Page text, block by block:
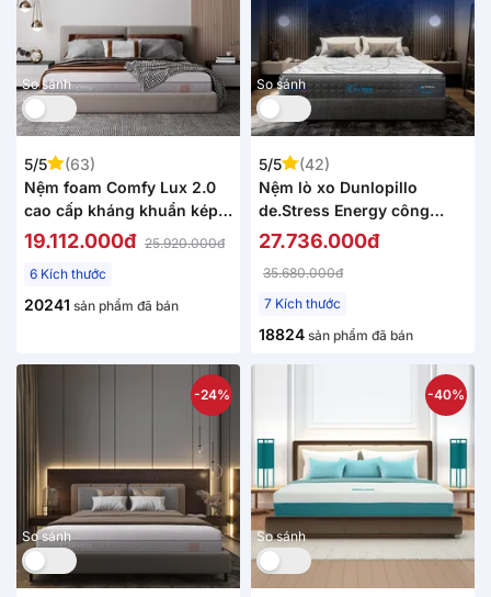
So sánh
5/5
(63)
Nệm foam Comfy Lux 2.0
cao cấp kháng khuẩn kép
dày 22cm
19.112.000đ 25.920.000đ
6 Kích thước
20241 sản phẩm đã bán
So sánh
5/5
(42)
Nệm lò xo Dunlopillo
de.Stress Energy công
nghệ cách ly chuyển động
27.736.000đ
35.680.000đ
7 Kích thước
18824 sản phẩm đã bán
So sánh
-24%
So sánh
-40%